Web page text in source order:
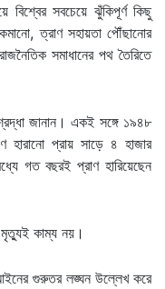
সবচেয়ে ঝুঁকিপূর্ণ কিছু
ত্রাণ সহায়তা পৌঁছানোর
সমাধানের পথ তৈরিতে
জানান। একই সঙ্গে ১৯৪৮
হারানো প্রায় সাড়ে ৪ হাজার
গত বছরই প্রাণ হারিয়েছেন
কাম্য নয়।
আইনের গুরুতর লঙ্ঘন উল্লেখ করে